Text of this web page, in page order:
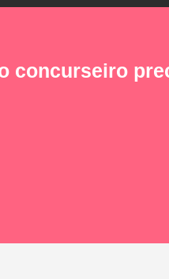
concurseiro